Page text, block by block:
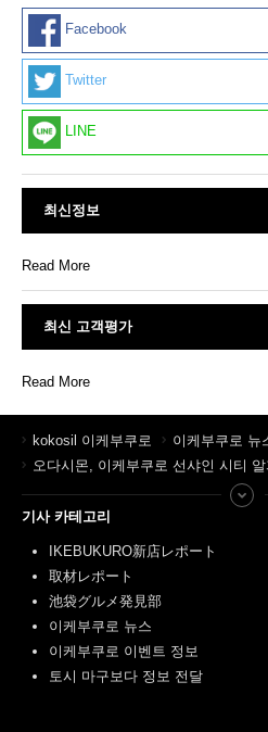
Facebook
Twitter
LINE
최신정보
Read More
최신 고객평가
Read More
kokosil 이케부쿠로
이케부쿠로 뉴
오다시몬, 이케부쿠로 선샤인 시티
기사 카테고리
IKEBUKURO新店レポート
取材レポート
池袋グルメ発見部
이케부쿠로 뉴스
이케부쿠로 이벤트 정보
토시 마구보다 정보 전달